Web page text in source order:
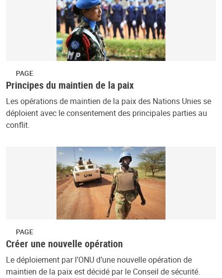
PAGE
Principes du maintien de la paix
Les opérations de maintien de la paix des Nations Unies se
déploient avec le consentement des principales parties au
conflit.
PAGE
Créer une nouvelle opération
Le déploiement par l’ONU d’une nouvelle opération de
maintien de la paix est décidé par le Conseil de sécurité.